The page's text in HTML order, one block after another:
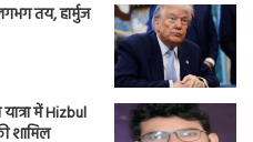
तय, हार्मुज
में Hizbul
शामिल